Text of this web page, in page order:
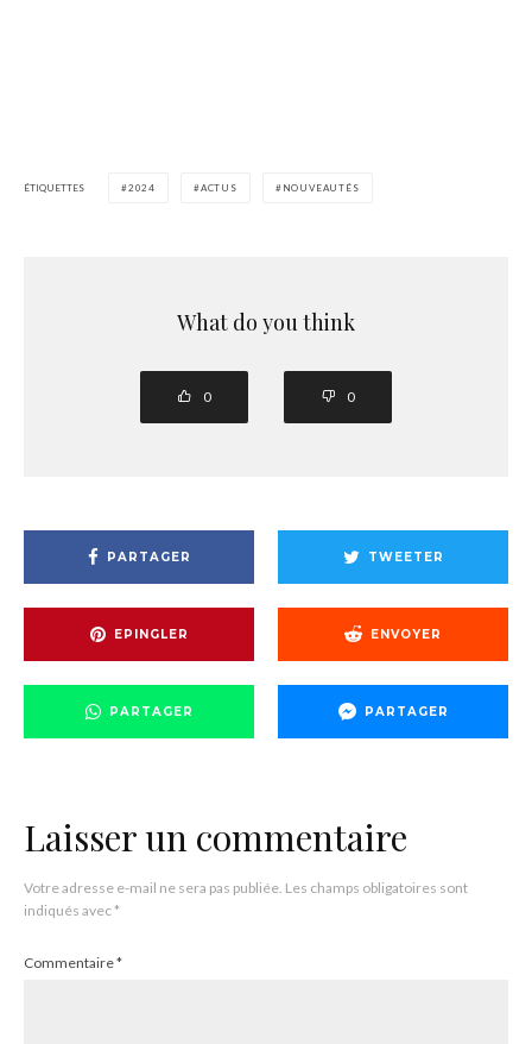
ÉTIQUETTES 2024 ACTUS NOUVEAUTÉS
What do you think
0 0
PARTAGER TWEETER
EPINGLER ENVOYER
PARTAGER PARTAGER
Laisser un commentaire
Votre adresse e-mail ne sera pas publiée. Les champs obligatoires sont
indiqués avec*
Commentaire*